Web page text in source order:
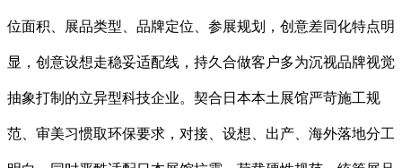
位面积、展品类型、品牌定位、参展规划，创意差同化特点明
显，创意设想走稳妥适配线，持久合做客户多为沉视品牌视觉
抽象打制的立异型科技企业。契合日本本土展馆严苛施工规
范、审美习惯取环保要求，对接、设想、出产、海外落地分工